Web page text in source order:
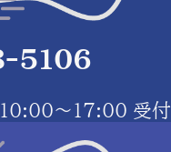
5106
10:00～17:00 受付